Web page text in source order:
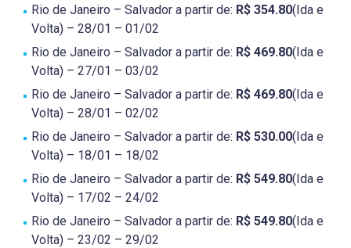
Rio de Janeiro – Salvador a partir de: R$ 354.80(Ida e
Volta) – 28/01 – 01/02
Rio de Janeiro – Salvador a partir de: R$ 469.80(Ida e
Volta) – 27/01 – 03/02
Rio de Janeiro – Salvador a partir de: R$ 469.80(Ida e
Volta) – 28/01 – 02/02
Rio de Janeiro – Salvador a partir de: R$ 530.00(Ida e
Volta) – 18/01 – 18/02
Rio de Janeiro – Salvador a partir de: R$ 549.80(Ida e
Volta) – 17/02 – 24/02
Rio de Janeiro – Salvador a partir de: R$ 549.80(Ida e
Volta) – 23/02 – 29/02